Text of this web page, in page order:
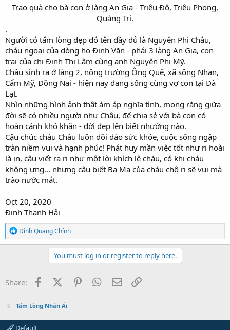
Trao quà cho bà con ở làng An Giạ - Triệu Độ, Triệu Phong,
Quảng Trị.​
.
Người có tấm lòng đẹp đó tên đầy đủ là Nguyễn Phi Châu,
cháu ngoại của dòng họ Đinh Văn - phái 3 làng An Giạ, con
trai của chị Đinh Thị Lâm cùng anh Nguyễn Phi Mỹ.
Châu sinh ra ở làng 2, nông trường Ông Quế, xã sông Nhạn,
Cẩm Mỹ, Đồng Nai - hiện nay đang sống cùng vợ con tại Đà
Lạt.
Nhìn những hình ảnh thật ám áp nghĩa tình, mong rằng giữa
đời sẽ có nhiều người như Châu, để chia sẻ với bà con có
hoàn cảnh khó khăn - đời đẹp lên biết nhường nào.
Cậu chúc cháu Châu luôn dồi dào sức khỏe, cuộc sống ngập
tràn niềm vui và hạnh phúc! Phát huy mần việc tốt như ri hoài
là in, cậu viết ra ri như một lời khích lệ cháu, có khi cháu
không ưng... nhưng cậu biết Ba Mạ của cháu chộ ri sẽ vui mà
trào nước mắt.
Oct 20, 2020
Đinh Thanh Hải
R
e
a
o
n
:
Đinh Quang Chính
You must log in or register to reply here.
Share: FacebookX (Twitter)PinterestWhatsApp
Email
Tấm Lòng Nhân Ái
Default